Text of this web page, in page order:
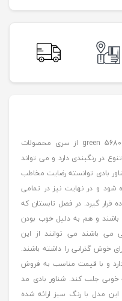
باکف توری مدل 56802 green از سری محصولات
در رنگبندی دارد و می تواند
بادی توانسته رضایت مخاطب
شود و در نهایت نیز در تمامی
قرار گیرد. در فصل تابستان که
باشند و هم به دلیل خوب بودن
می باشند می توانند از این
خوش گذرانی را داشته باشند.
و با قیمت مناسب به فروش
جلب کند. شناور بادی مد
مدل با رنگ سبز ارائه شده